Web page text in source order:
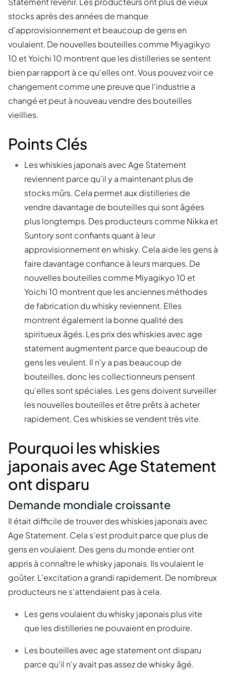
stocks après des années de manque
d'approvisionnement et beaucoup de gens en
voulaient. De nouvelles bouteilles comme Miyagikyo
10 et Yoichi 10 montrent que les distilleries se sentent
bien par rapport à ce qu'elles ont. Vous pouvez voir ce
changement comme une preuve que l'industrie a
changé et peut à nouveau vendre des bouteilles
vieillies.
Points Clés
Les whiskies japonais avec Age Statement
reviennent parce qu'il y a maintenant plus de
stocks mûrs. Cela permet aux distilleries de
vendre davantage de bouteilles qui sont âgées
plus longtemps. Des producteurs comme Nikka et
Suntory sont confiants quant à leur
approvisionnement en whisky. Cela aide les gens à
faire davantage confiance à leurs marques. De
nouvelles bouteilles comme Miyagikyo 10 et
Yoichi 10 montrent que les anciennes méthodes
de fabrication du whisky reviennent. Elles
montrent également la bonne qualité des
spiritueux âgés. Les prix des whiskies avec age
statement augmentent parce que beaucoup de
gens les veulent. Il n'y a pas beaucoup de
bouteilles, donc les collectionneurs pensent
qu'elles sont spéciales. Les gens doivent surveiller
les nouvelles bouteilles et être prêts à acheter
rapidement. Ces whiskies se vendent très vite.
Pourquoi les whiskies
japonais avec Age Statement
ont disparu
Demande mondiale croissante
Il était difficile de trouver des whiskies japonais avec
Age Statement. Cela s'est produit parce que plus de
gens en voulaient. Des gens du monde entier ont
appris à connaître le whisky japonais. Ils voulaient le
goûter. L'excitation a grandi rapidement. De nombreux
producteurs ne s'attendaient pas à cela.
Les gens voulaient du whisky japonais plus vite
que les distilleries ne pouvaient en produire.
Les bouteilles avec age statement ont disparu
parce qu'il n'y avait pas assez de whisky âgé.